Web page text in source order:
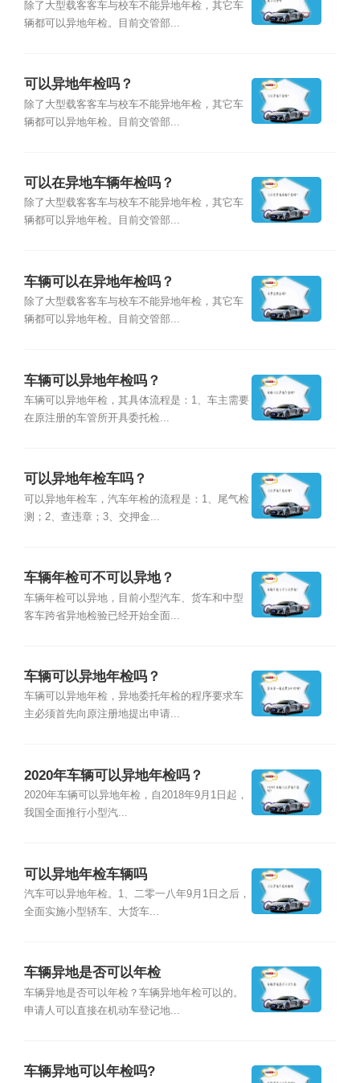
除了大型载客客车与校车不能异地年检，其它车
辆都可以异地年检。目前交管部...
可以异地年检吗？
除了大型载客客车与校车不能异地年检，其它车
辆都可以异地年检。目前交管部...
可以在异地车辆年检吗？
除了大型载客客车与校车不能异地年检，其它车
辆都可以异地年检。目前交管部...
车辆可以在异地年检吗？
除了大型载客客车与校车不能异地年检，其它车
辆都可以异地年检。目前交管部...
车辆可以异地年检吗？
车辆可以异地年检，其具体流程是：1、车主需要
在原注册的车管所开具委托检...
可以异地年检车吗？
可以异地年检车，汽车年检的流程是：1、尾气检
测；2、查违章；3、交押金...
车辆年检可不可以异地？
车辆年检可以异地，目前小型汽车、货车和中型
客车跨省异地检验已经开始全面...
车辆可以异地年检吗？
车辆可以异地年检，异地委托年检的程序要求车
主必须首先向原注册地提出申请...
2020年车辆可以异地年检吗？
2020年车辆可以异地年检，自2018年9月1日起，
我国全面推行小型汽...
可以异地年检车辆吗
汽车可以异地年检。1、二零一八年9月1日之后，
全面实施小型轿车、大货车...
车辆异地是否可以年检
车辆异地是否可以年检？车辆异地年检可以的。
申请人可以直接在机动车登记地...
车辆异地可以年检吗?